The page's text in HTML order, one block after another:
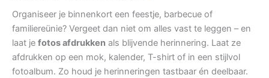
Organiseer je binnenkort een feestje, barbecue of
familiereünie? Vergeet dan niet om alles vast te leggen – en
laat je fotos afdrukken als blijvende herinnering. Laat ze
afdrukken op een mok, kalender, T-shirt of in een stijlvol
fotoalbum. Zo houd je herinneringen tastbaar én deelbaar.